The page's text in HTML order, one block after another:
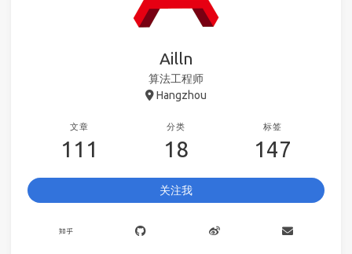
Ailln
算法工程师
Hangzhou
文章
111
分类
18
标签
147
关注我